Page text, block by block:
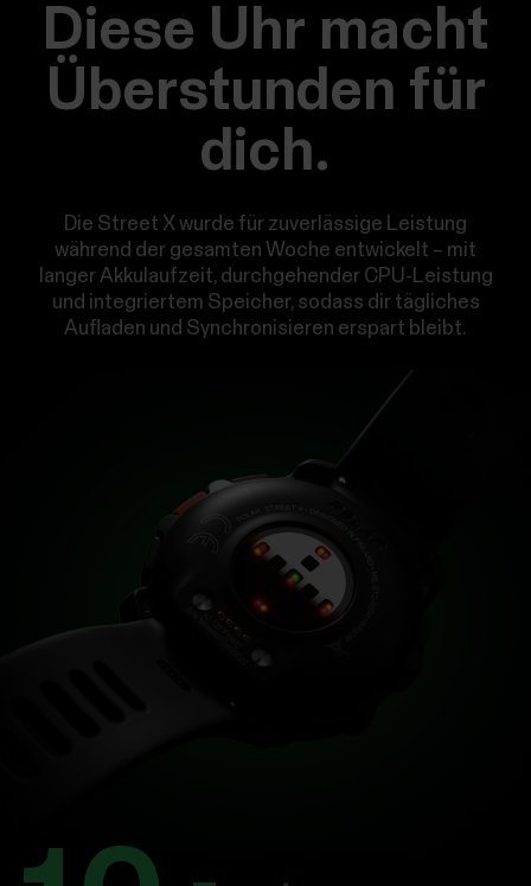
Diese Uhr macht
Überstunden für
dich.
Die Street X wurde für zuverlässige Leistung
während der gesamten Woche entwickelt – mit
langer Akkulaufzeit, durchgehender CPU-Leistung
und integriertem Speicher, sodass dir tägliches
Aufladen und Synchronisieren erspart bleibt.